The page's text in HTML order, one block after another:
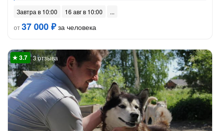
Завтра в 10:00
16 авг в 10:00
от37 000 ₽за человека
3 отзыва